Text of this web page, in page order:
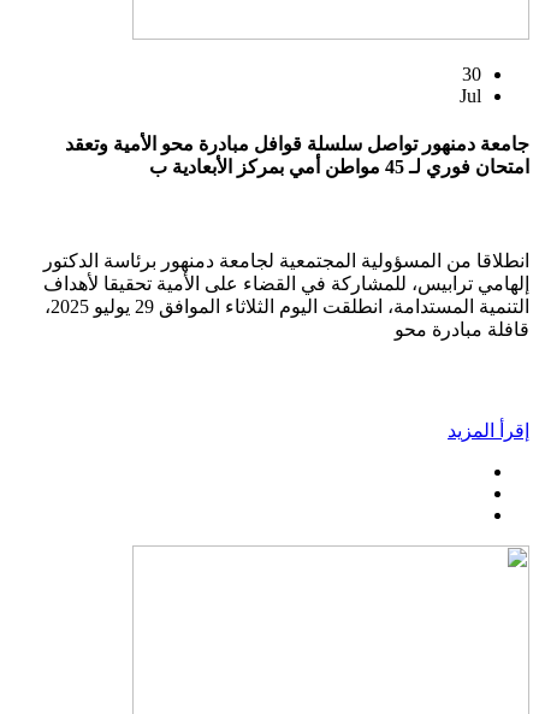
30
Jul
جامعة دمنهور تواصل سلسلة قوافل مبادرة محو الأمية وتعقد
امتحان فوري لـ 45 مواطن أمي بمركز الأبعادية ب
انطلاقا من المسؤولية المجتمعية لجامعة دمنهور برئاسة الدكتور
إلهامي ترابيس، للمشاركة في القضاء على الأمية تحقيقا لأهداف
التنمية المستدامة، انطلقت اليوم الثلاثاء الموافق 29 يوليو 2025،
قافلة مبادرة محو
إقرأ المزيد